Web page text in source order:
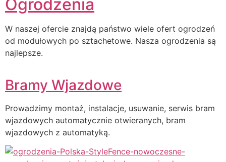
Ogrodzenia
W naszej ofercie znajdą państwo wiele ofert ogrodzeń
od modułowych po sztachetowe. Nasza ogrodzenia są
najlepsze.
Bramy Wjazdowe
Prowadzimy montaż, instalacje, usuwanie, serwis bram
wjazdowych automatycznie otwieranych, bram
wjazdowych z automatyką.